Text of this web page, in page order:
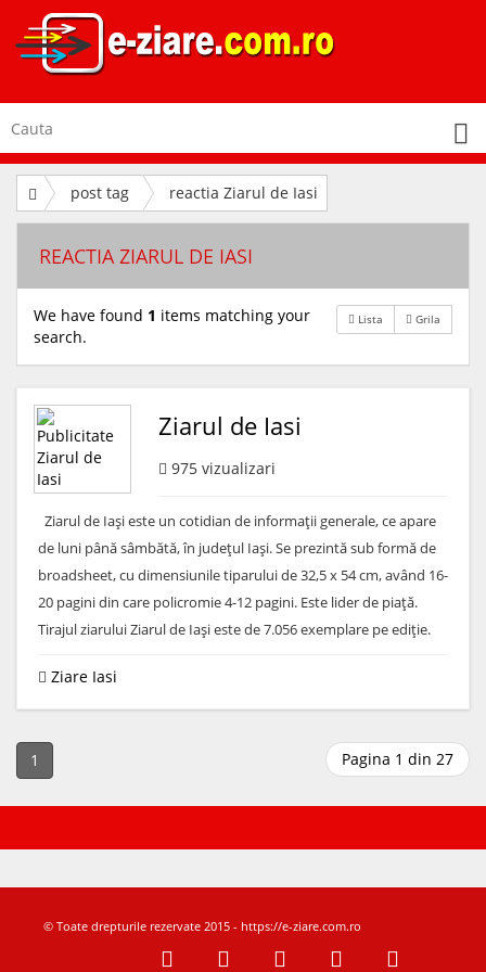
post tag reactia Ziarul de Iasi
REACTIA ZIARUL DE IASI
Lista Grila
We have found 1 items matching your
search.
Ziarul de Iasi
975 vizualizari
Ziarul de Iaşi este un cotidian de informaţii generale, ce apare
de luni până sâmbătă, în judeţul Iaşi. Se prezintă sub formă de
broadsheet, cu dimensiunile tiparului de 32,5 x 54 cm, având 16-
20 pagini din care policromie 4-12 pagini. Este lider de piaţă.
Tirajul ziarului Ziarul de Iaşi este de 7.056 exemplare pe ediţie.
Ziare Iasi
1 Pagina 1 din 27
© Toate drepturile rezervate 2015 - https://e-ziare.com.ro